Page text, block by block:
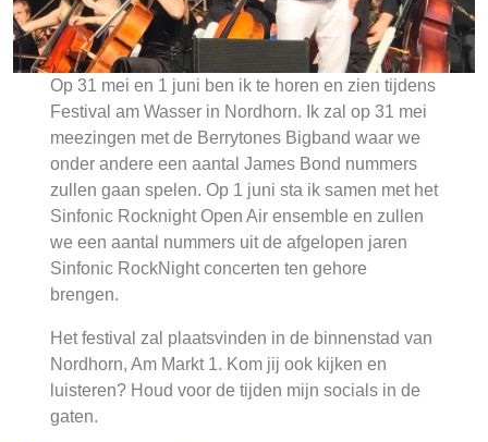
Op 31 mei en 1 juni ben ik te horen en zien tijdens
Festival am Wasser in Nordhorn. Ik zal op 31 mei
meezingen met de Berrytones Bigband waar we
onder andere een aantal James Bond nummers
zullen gaan spelen. Op 1 juni sta ik samen met het
Sinfonic Rocknight Open Air ensemble en zullen
we een aantal nummers uit de afgelopen jaren
Sinfonic RockNight concerten ten gehore
brengen.
Het festival zal plaatsvinden in de binnenstad van
Nordhorn, Am Markt 1. Kom jij ook kijken en
luisteren? Houd voor de tijden mijn socials in de
gaten.